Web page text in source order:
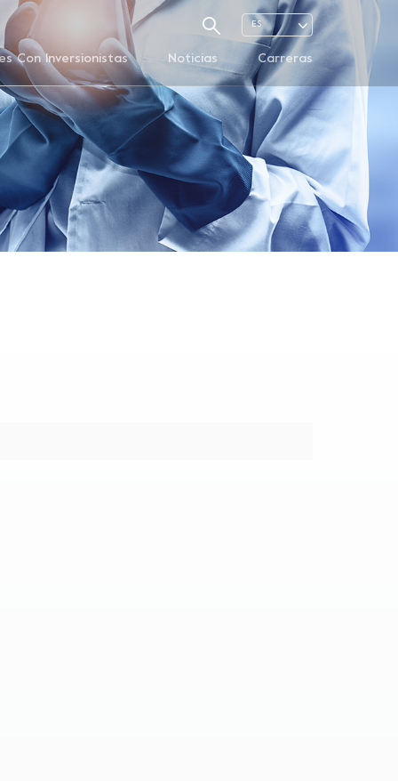
ES
Con Inversionistas Noticias Carreras